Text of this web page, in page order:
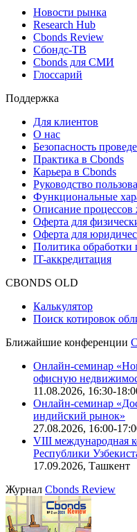
Новости рынка
Research Hub
Cbonds Review
Сбондс-ТВ
Cbonds для СМИ
Глоссарий
Поддержка
Для клиентов
О нас
Безопасность
Практика в Cbonds
Карьера в Cbonds
Руководство
Функциональные
Описание процессов
Оферта для
Оферта для
Политика
IT-аккредитация
CBONDS OLD
Калькулятор
Поиск котировок
Ближайшие конференции
Онлайн-семинар
офисную
11.08.2026, 16:30-
Онлайн-семинар
индийский рынок»
27.08.2026, 16:00-
VIII международная
Республики
17.09.2026, Ташкент
Журнал Cbonds Review